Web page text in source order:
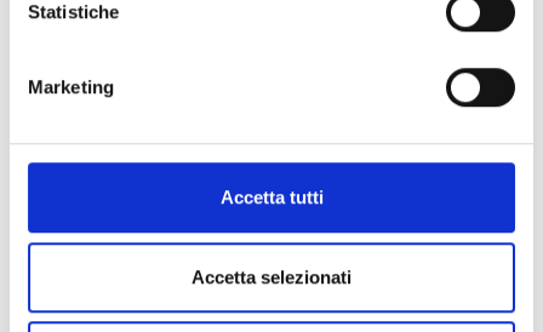
Statistiche
Marketing
Accetta tutti
Accetta selezionati